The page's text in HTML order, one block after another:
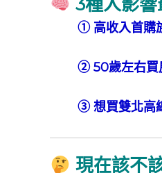
① 高收入首購
② 50歲左右買
③ 想買雙北高
現在該不